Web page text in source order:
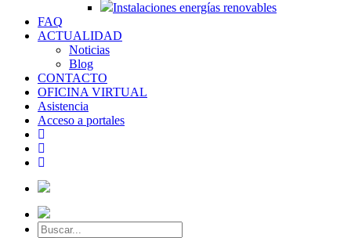
Instalaciones energías renovables
FAQ
ACTUALIDAD
Noticias
Blog
CONTACTO
OFICINA VIRTUAL
Asistencia
Acceso a portales